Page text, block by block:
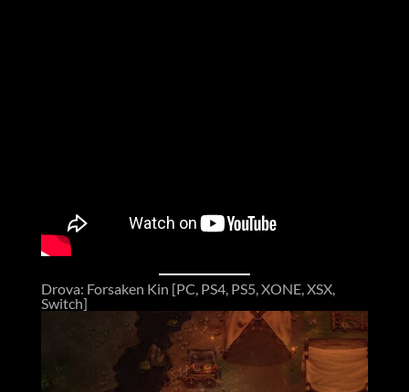
Drova: Forsaken Kin [PC, PS4, PS5, XONE, XSX,
Switch]